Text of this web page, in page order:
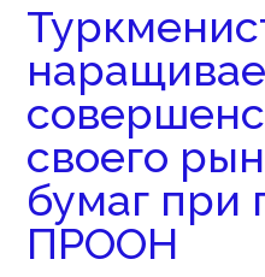
своего
бумаг при
ПРООН